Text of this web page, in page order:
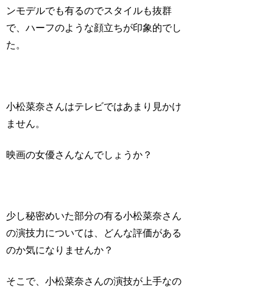
ンモデルでも有るのでスタイルも抜群
で、ハーフのような顔立ちが印象的でし
た。
小松菜奈さんはテレビではあまり見かけ
ません。
映画の女優さんなんでしょうか？
少し秘密めいた部分の有る小松菜奈さん
の演技力については、どんな評価がある
のか気になりませんか？
そこで、小松菜奈さんの演技が上手なの